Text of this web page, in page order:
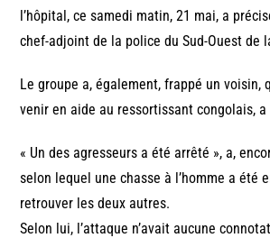
l’hôpital, ce samedi matin, 21 mai, a
chef-adjoint de la police du Sud-Ouest de
Le groupe a, également, frappé un voisin,
venir en aide au ressortissant congolais,
« Un des agresseurs a été arrêté », a,
selon lequel une chasse à l’homme a été
retrouver les deux autres.
Selon lui, l’attaque n’avait aucune